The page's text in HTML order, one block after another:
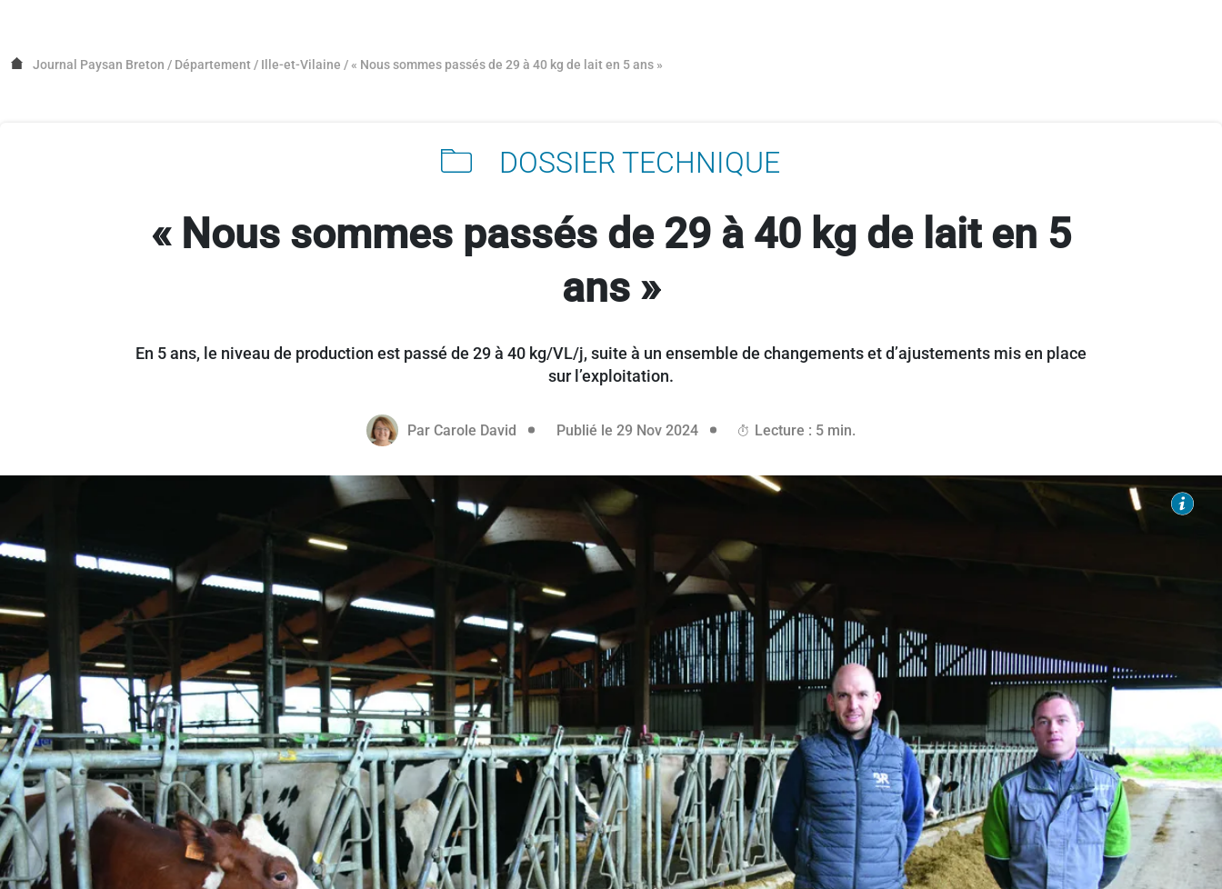
Journal Paysan Breton / Département / Ille-et-Vilaine /« Nous sommes passés de 29 à 40 kg de lait en 5 ans »
DOSSIER TECHNIQUE
« Nous sommes passés de 29 à 40 kg de lait en 5
ans »
En 5 ans, le niveau de production est passé de 29 à 40 kg/VL/j, suite à un ensemble de changements et d’ajustements mis en place
sur l’exploitation.
Par Carole David Publié le 29 Nov 202428 novembre 2024
Lecture : 5 min.